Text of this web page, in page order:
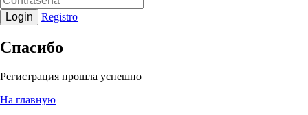
Login Registro
Спасибо
Регистрация прошла успешно
На главную